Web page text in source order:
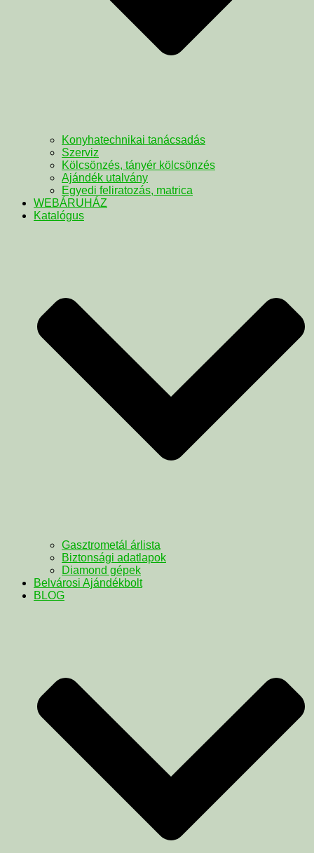
Konyhatechnikai tanácsadás
Szerviz
Kölcsönzés, tányér kölcsönzés
Ajándék utalvány
Egyedi feliratozás, matrica
WEBÁRUHÁZ
Katalógus
Gasztrometál árlista
Biztonsági adatlapok
Diamond gépek
Belvárosi Ajándékbolt
BLOG